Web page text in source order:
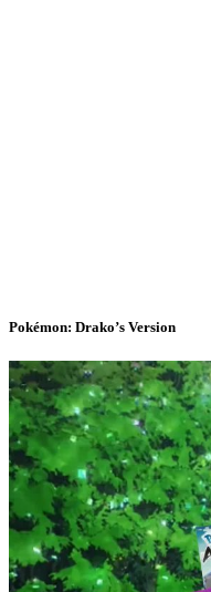
Pokémon: Drako’s Version